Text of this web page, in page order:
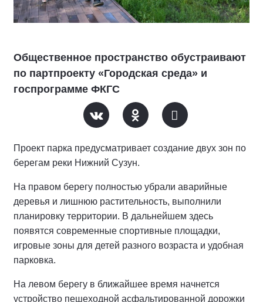
Общественное пространство обустраивают
по партпроекту «Городская среда» и
госпрограмме ФКГС
Проект парка предусматривает создание двух зон по
берегам реки Нижний Сузун.
На правом берегу полностью убрали аварийные
деревья и лишнюю растительность, выполнили
планировку территории. В дальнейшем здесь
появятся современные спортивные площадки,
игровые зоны для детей разного возраста и удобная
парковка.
На левом берегу в ближайшее время начнется
устройство пешеходной асфальтированной дорожки